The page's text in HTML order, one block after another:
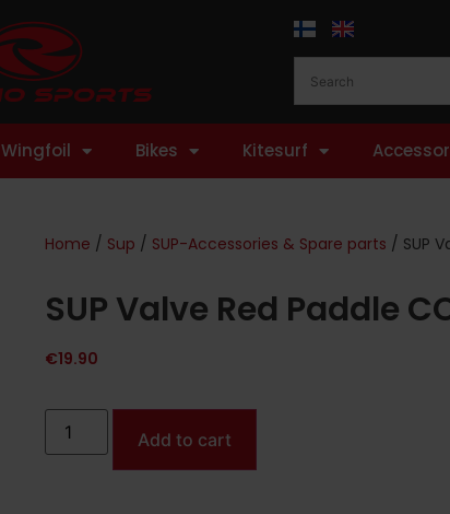
Wingfoil Bikes Kitesurf
Home / Sup / SUP-Accessories & Spare parts / SUP
SUP Valve Red Paddle
€19.90
Add to cart